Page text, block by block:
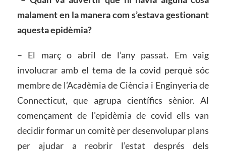
malament en la manera com s’estava gestionant
aquesta epidèmia?
– El març o abril de l’any passat. Em vaig
involucrar amb el tema de la covid perquè sóc
membre de l’Acadèmia de Ciència i Enginyeria de
Connecticut, que agrupa científics sènior. Al
començament de l’epidèmia de covid ells van
decidir formar un comitè per desenvolupar plans
per ajudar a reobrir l’estat després dels